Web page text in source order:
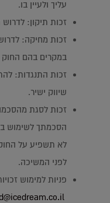
עליך ולעיין בו.
זכות תיקון:
זכות מחיקה:
במקרים בהם
זכות התנגדות:
שיווק ישיר.
זכות לסגת
הסכמתך לשימוש
לא תשפיע על
לפני המשיכה.
פניות למימוש